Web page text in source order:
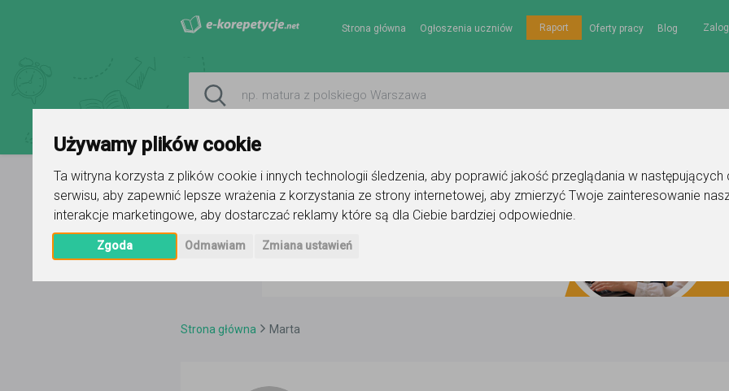
Używamy plików cookie
Ta witryna korzysta z plików cookie i innych technologii śledzenia, aby poprawić jakość przeglądania w
serwisu, aby zapewnić lepsze wrażenia z korzystania ze strony internetowej, aby zmierzyć Twoje zainteresowanie
interakcje marketingowe, aby dostarczać reklamy które są dla Ciebie bardziej odpowiednie.
Zgoda Odmawiam Zmiana ustawień
Strona główna Ogłoszenia uczniów Raport Oferty pracy Blog
Strona główna Marta